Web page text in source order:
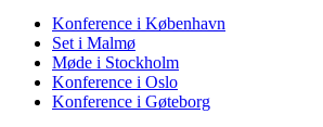
Konference i København
Set i Malmø
Møde i Stockholm
Konference i Oslo
Konference i Gøteborg